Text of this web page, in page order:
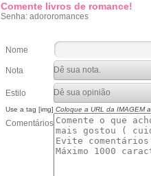
Comente livros de romance!
Senha: adororomances
Nome
Nota
Estilo
Use a tag [img] Coloque a URL da IMAGEM
Comentários